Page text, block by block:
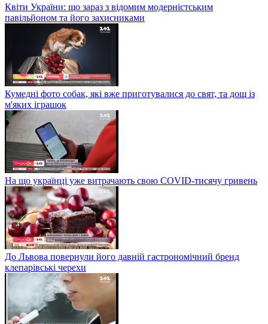
Квіти України: що зараз з відомим модерністським
павільйоном та його захисниками
Кумедні фото собак, які вже приготувалися до свят, та дощ із
м'яких іграшок
На що українці уже витрачають свою COVID-тисячу гривень
До Львова повернули його давній гастрономічний бренд
клепарівські черехи